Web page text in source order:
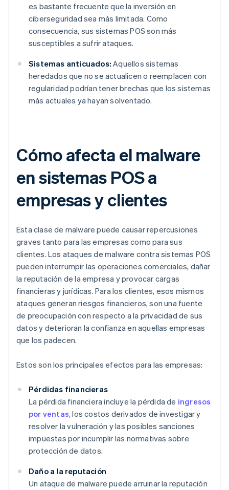
es bastante frecuente que la inversión en
ciberseguridad sea más limitada. Como
consecuencia, sus sistemas POS son más
susceptibles a sufrir ataques.
Sistemas anticuados: Aquellos sistemas
heredados que no se actualicen o reemplacen con
regularidad podrían tener brechas que los sistemas
más actuales ya hayan solventado.
Cómo afecta el malware
en sistemas POS a
empresas y clientes
Esta clase de malware puede causar repercusiones
graves tanto para las empresas como para sus
clientes. Los ataques de malware contra sistemas POS
pueden interrumpir las operaciones comerciales, dañar
la reputación de la empresa y provocar cargas
financieras y jurídicas. Para los clientes, esos mismos
ataques generan riesgos financieros, son una fuente
de preocupación con respecto a la privacidad de sus
datos y deterioran la confianza en aquellas empresas
que los padecen.
Estos son los principales efectos para las empresas:
Pérdidas financieras
La pérdida financiera incluye la pérdida de ingresos
por ventas, los costos derivados de investigar y
resolver la vulneración y las posibles sanciones
impuestas por incumplir las normativas sobre
protección de datos.
Daño a la reputación
Un ataque de malware puede arruinar la reputación